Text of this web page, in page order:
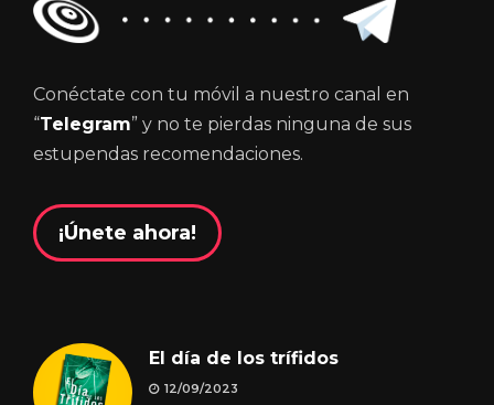
Conéctate con tu móvil a nuestro canal en
“Telegram” y no te pierdas ninguna de sus
estupendas recomendaciones.
¡Únete ahora!
El día de los trífidos
12/09/2023